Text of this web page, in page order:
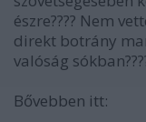
észre???? Nem
direkt botrány
valóság
Bővebben itt: